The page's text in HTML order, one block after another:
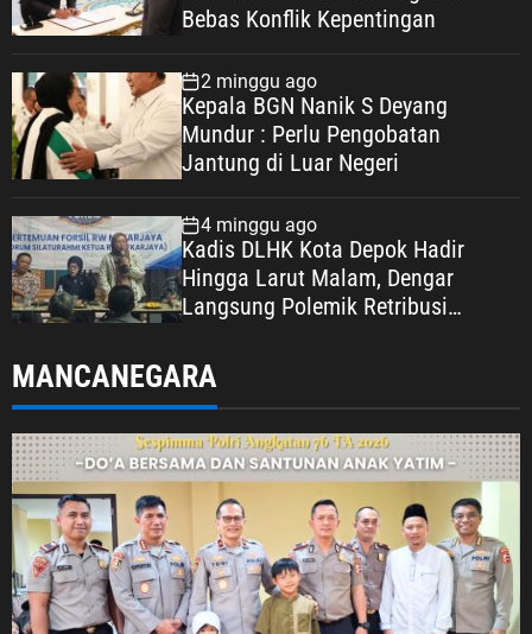
Bebas Konflik Kepentingan
2 minggu ago
Kepala BGN Nanik S Deyang
Mundur : Perlu Pengobatan
Jantung di Luar Negeri
4 minggu ago
Kadis DLHK Kota Depok Hadir
Hingga Larut Malam, Dengar
Langsung Polemik Retribusi
MANCANEGARA